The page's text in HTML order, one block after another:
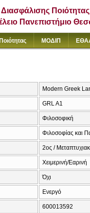
Ποιότητας
Πανεπιστήμιο
ΜΟΔΙΠ
Modern Greek
GRL A1
Φιλοσοφική
Φιλοσοφίας και
2ος /
Χειμερινή/Εαρινή
Όχι
Ενεργό
600013592